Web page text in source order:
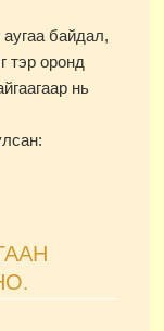
байдал,
тэр оронд
нь